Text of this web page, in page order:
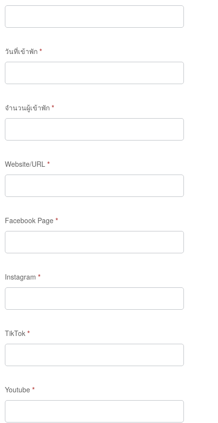
วันที่เข้าพัก *
จำนวนผู้เข้าพัก *
Website/URL *
Facebook Page *
Instagram *
TikTok *
Youtube *